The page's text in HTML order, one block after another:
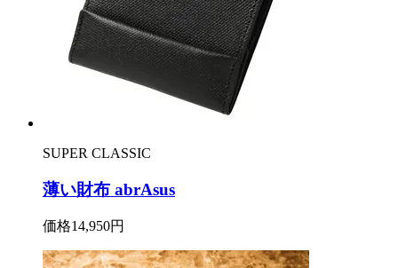
SUPER CLASSIC
薄い財布 abrAsus
価格14,950円